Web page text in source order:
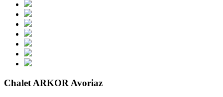
Chalet ARKOR Avoriaz